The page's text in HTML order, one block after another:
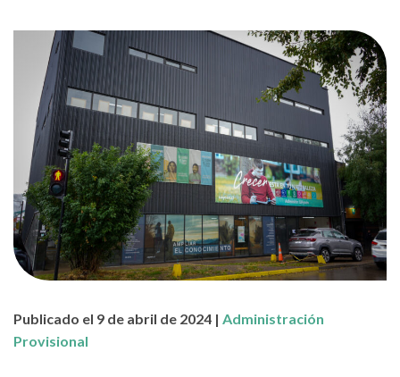
Publicado el 9 de abril de 2024 | Administración
Provisional